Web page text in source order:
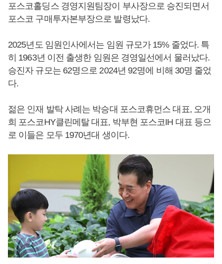
포스코홀딩스 경영지원팀장이 부사장으로 승진되면서
포스코 구매투자본부장으로 발령났다.
2025년도 임원인사에서는 임원 규모가 15% 줄었다. 특
히 1963년 이전 출생한 임원은 경영일선에서 물러났다.
승진자 규모는 62명으로 2024년 92명에 비해 30명 줄었
다.
젊은 인재 발탁 사례는 박승대 포스코휴먼스 대표, 오개
희 포스코HY클린메탈 대표, 박부현 포스코IH 대표 등으
로 이들은 모두 1970년대 생이다.